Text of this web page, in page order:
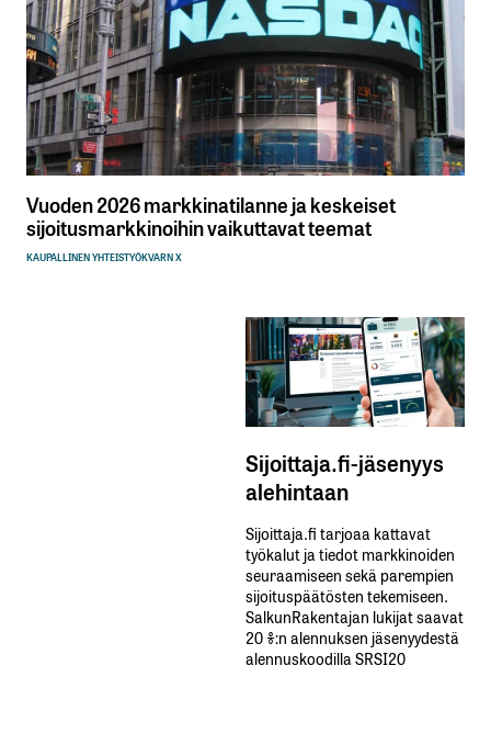
Vuoden 2026 markkinatilanne ja keskeiset
sijoitusmarkkinoihin vaikuttavat teemat
KAUPALLINEN YHTEISTYÖKVARN X
Sijoittaja.fi-jäsenyys
alehintaan
Sijoittaja.fi tarjoaa kattavat
työkalut ja tiedot markkinoiden
seuraamiseen sekä parempien
sijoituspäätösten tekemiseen.
SalkunRakentajan lukijat saavat
20 %:n alennuksen jäsenyydestä
alennuskoodilla SRSI20